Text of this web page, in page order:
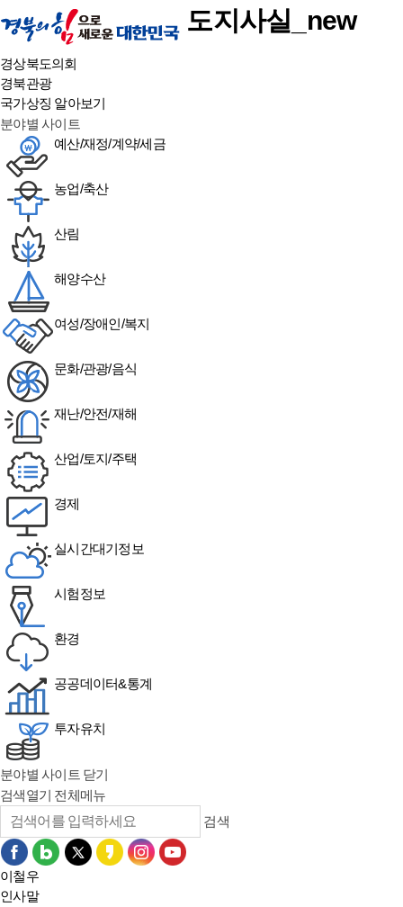
본문 바로가기
도지사실_new
경상북도의회
경북관광
국가상징 알아보기
분야별 사이트
예산/재정/계약/세금
농업/축산
산림
해양수산
여성/장애인/복지
문화/관광/음식
재난/안전/재해
산업/토지/주택
경제
실시간대기정보
시험정보
환경
공공데이터&통계
투자유치
분야별 사이트 닫기
검색열기 전체메뉴
검색
이철우
인사말